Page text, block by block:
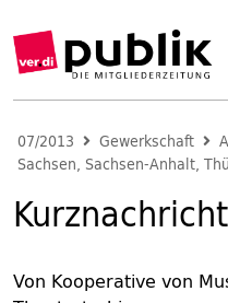
07/2013 Gewerkschaft
Sachsen, Sachsen-Anhalt,
Von Kooperative von